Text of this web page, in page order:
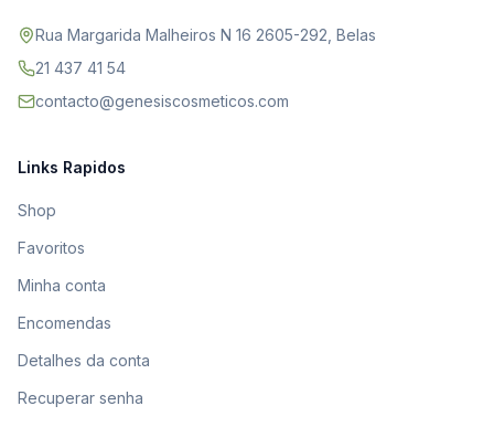
Rua Margarida Malheiros N 16 2605-292, Belas
21 437 41 54
contacto@genesiscosmeticos.com
Links Rapidos
Shop
Favoritos
Minha conta
Encomendas
Detalhes da conta
Recuperar senha